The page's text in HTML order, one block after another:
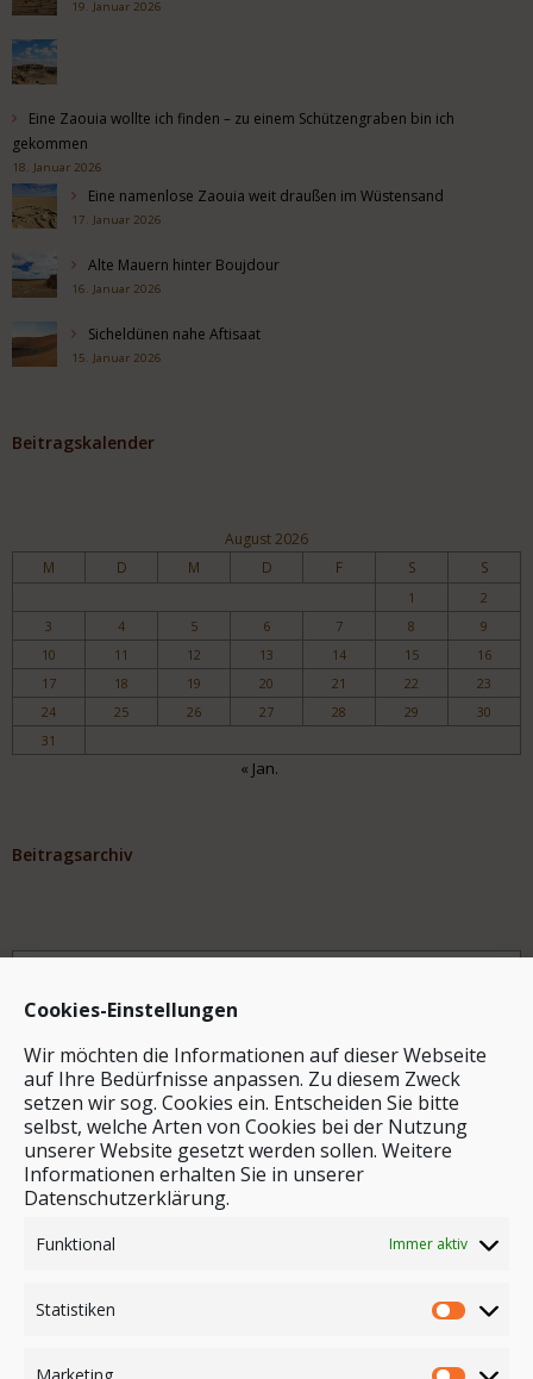
Cookies-Einstellungen
Wir möchten die Informationen auf dieser Webseite
auf Ihre Bedürfnisse anpassen. Zu diesem Zweck
setzen wir sog. Cookies ein. Entscheiden Sie bitte
selbst, welche Arten von Cookies bei der Nutzung
unserer Website gesetzt werden sollen. Weitere
Informationen erhalten Sie in unserer
Datenschutzerklärung.
Funktional Immer aktiv
Statistiken
19. Januar 2026
Eine Zaouia wollte ich finden – zu einem Schützengraben bin ich
gekommen
18. Januar 2026
Eine namenlose Zaouia weit draußen im Wüstensand
17. Januar 2026
Alte Mauern hinter Boujdour
16. Januar 2026
Sicheldünen nahe Aftisaat
15. Januar 2026
Beitragskalender
August 2026
M D M D F S S
1
2
3
4 5 6 7 8
9
10
11 12 13 14 15
16
17
18 19 20 21 22
23
24
25 26 27 28 29
30
31
« Jan.
Beitragsarchiv
Archiv
Stichwortsuche